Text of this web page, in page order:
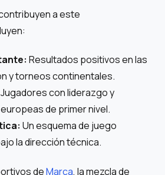
a este
Resultados positivos en las
y torneos continentales.
Jugadores con liderazgo y
de primer nivel.
Un esquema de juego
la dirección técnica.
deMarca, la mezcla de